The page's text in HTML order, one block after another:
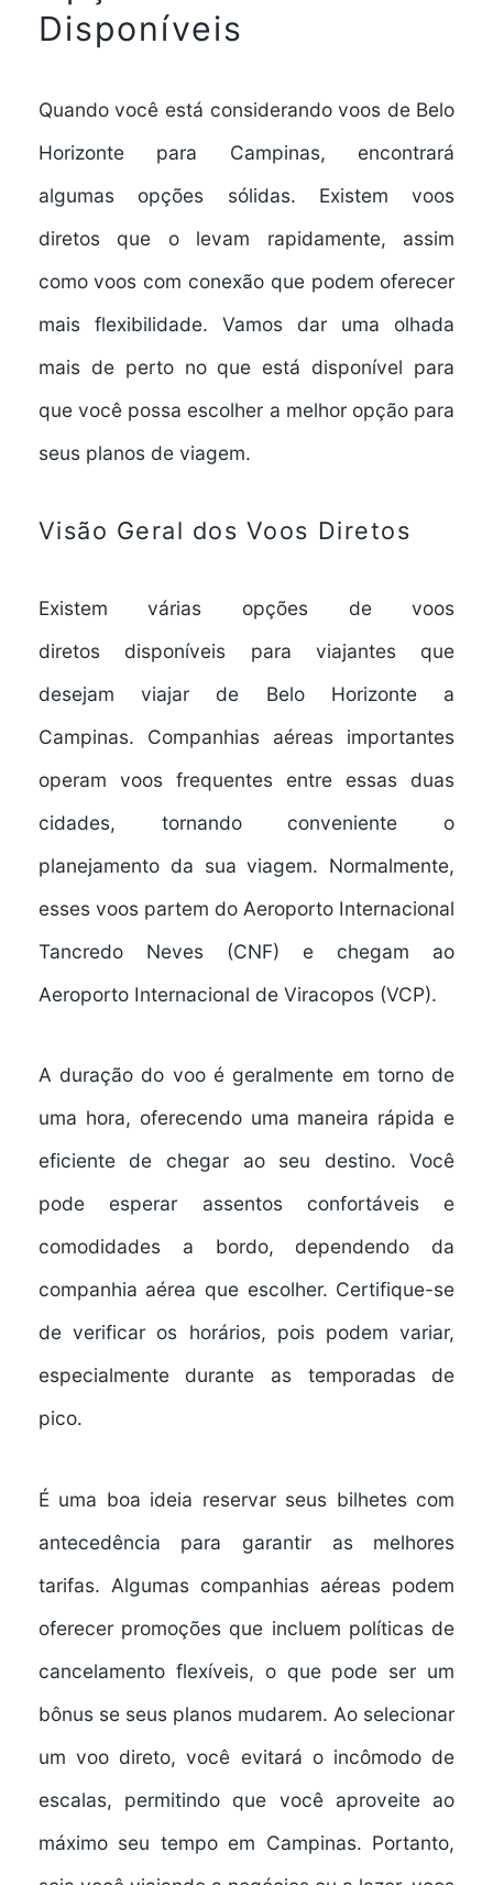
Disponíveis
Quando você está considerando voos de Belo
Horizonte para Campinas, encontrará
algumas opções sólidas. Existemvoos
diretosque o levam rapidamente, assim
comovoos com conexão que podem oferecer
mais flexibilidade. Vamos dar uma olhada
mais de perto no que está disponível para
que você possa escolher a melhor opção para
seus planos de viagem.
Visão Geral dos Voos Diretos
Existem várias opções de voos
diretosdisponíveis para viajantes que
desejam viajar de Belo Horizonte a
Campinas. Companhias aéreas importantes
operam voos frequentes entre essas duas
cidades, tornando conveniente o
planejamento da sua viagem. Normalmente,
esses voos partem do Aeroporto Internacional
Tancredo Neves(CNF) e chegam ao
Aeroporto Internacional de Viracopos (VCP).
A duração do vooé geralmente em torno de
uma hora, oferecendo uma maneira rápida e
eficiente de chegar ao seu destino. Você
pode esperar assentos confortáveise
comodidades a bordo, dependendo da
companhia aérea que escolher. Certifique-se
de verificar os horários, pois podem variar,
especialmente durante as temporadas de
pico.
É uma boa ideia reservar seus bilhetes com
antecedência para garantir as melhores
tarifas. Algumas companhias aéreas podem
oferecer promoções que incluem políticas de
cancelamento flexíveis, o que pode ser um
bônus se seus planos mudarem. Ao selecionar
um voo direto, você evitará o incômodo de
escalas, permitindo que você aproveite ao
máximo seu tempo em Campinas. Portanto,